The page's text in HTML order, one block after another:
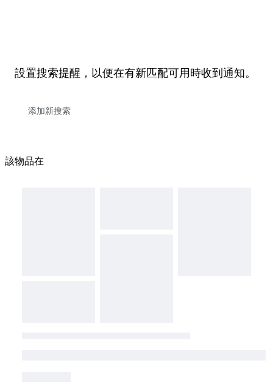
設置搜索提醒，以便在有新匹配可用時收到通知。
該物品在